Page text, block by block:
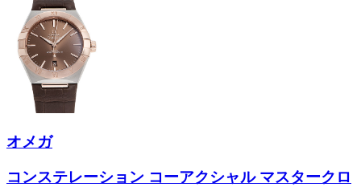
オメガ
コンステレーション コーアクシャル マスタークロ